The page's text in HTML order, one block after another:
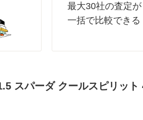
最大30社の査定が
一括で比較できる
スパーダ クールスピリット